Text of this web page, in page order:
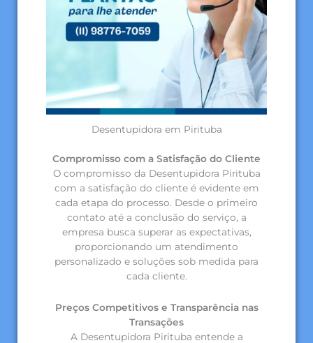
Desentupidora em Pirituba
Compromisso com a Satisfação do Cliente
O compromisso da Desentupidora Pirituba
com a satisfação do cliente é evidente em
cada etapa do processo. Desde o primeiro
contato até a conclusão do serviço, a
empresa busca superar as expectativas,
proporcionando um atendimento
personalizado e soluções sob medida para
cada cliente.
Preços Competitivos e Transparência nas
Transações
A Desentupidora Pirituba entende a